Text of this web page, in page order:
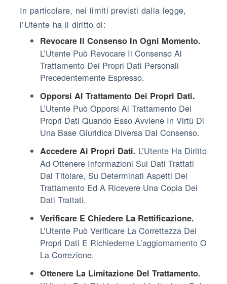
In particolare, nei limiti previsti dalla legge,
l’Utente ha il diritto di:
Revocare Il Consenso In Ogni Momento.
L’Utente Può Revocare Il Consenso Al
Trattamento Dei Propri Dati Personali
Precedentemente Espresso.
Opporsi Al Trattamento Dei Propri Dati.
L’Utente Può Opporsi Al Trattamento Dei
Propri Dati Quando Esso Avviene In Virtù Di
Una Base Giuridica Diversa Dal Consenso.
Accedere Ai Propri Dati. L’Utente Ha Diritto
Ad Ottenere Informazioni Sui Dati Trattati
Dal Titolare, Su Determinati Aspetti Del
Trattamento Ed A Ricevere Una Copia Dei
Dati Trattati.
Verificare E Chiedere La Rettificazione.
L’Utente Può Verificare La Correttezza Dei
Propri Dati E Richiederne L’aggiornamento O
La Correzione.
Ottenere La Limitazione Del Trattamento.